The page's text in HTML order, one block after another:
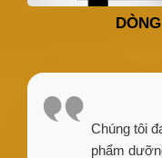
Chúng tôi
phẩm